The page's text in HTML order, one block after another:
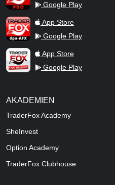
Google Play
TraderFox dpa-AFX ProFeed
App Store
Google Play
TraderFox Live Trading
App Store
Google Play
AKADEMIEN
TraderFox Academy
SheInvest
Option Academy
TraderFox Clubhouse